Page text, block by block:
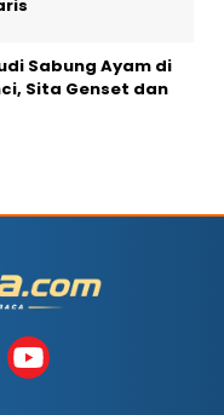
Sabung Ayam di
Sita Genset dan